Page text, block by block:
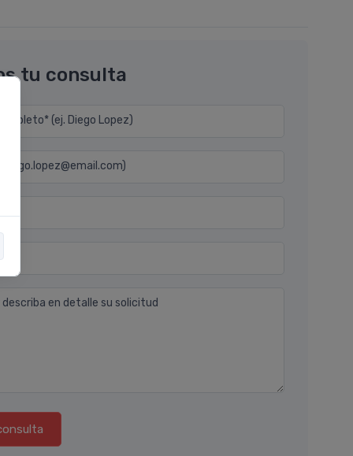
tu consulta
(ej. Diego Lopez)
diego.lopez@email.com)
en detalle su solicitud